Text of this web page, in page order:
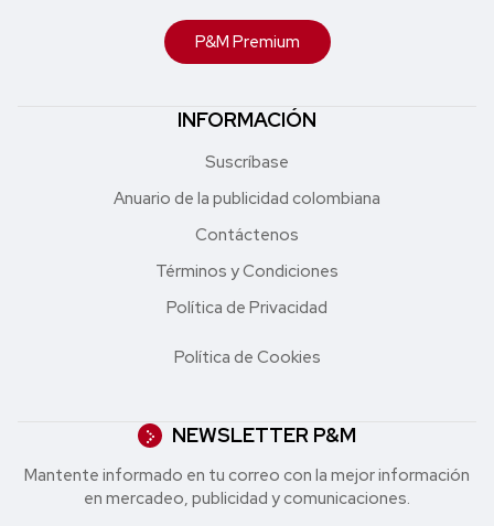
P&M Premium
INFORMACIÓN
Suscríbase
Anuario de la publicidad colombiana
Contáctenos
Términos y Condiciones
Política de Privacidad
Política de Cookies
NEWSLETTER P&M
Mantente informado en tu correo con la mejor in formación
en mercadeo, publicidad y comunicaciones.